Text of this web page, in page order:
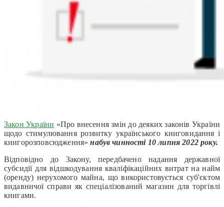
Закон України «Про внесення змін до деяких законів України
щодо стимулювання розвитку українського книговидання і
книгорозповсюдження» набув чинності 10 липня 2022 року.
Відповідно до Закону, передбачено надання державної
субсидії для відшкодування кваліфікаційних витрат на найм
(оренду) нерухомого майна, що використовується суб'єктом
видавничої справи як спеціалізований магазин для торгівлі
книгами.